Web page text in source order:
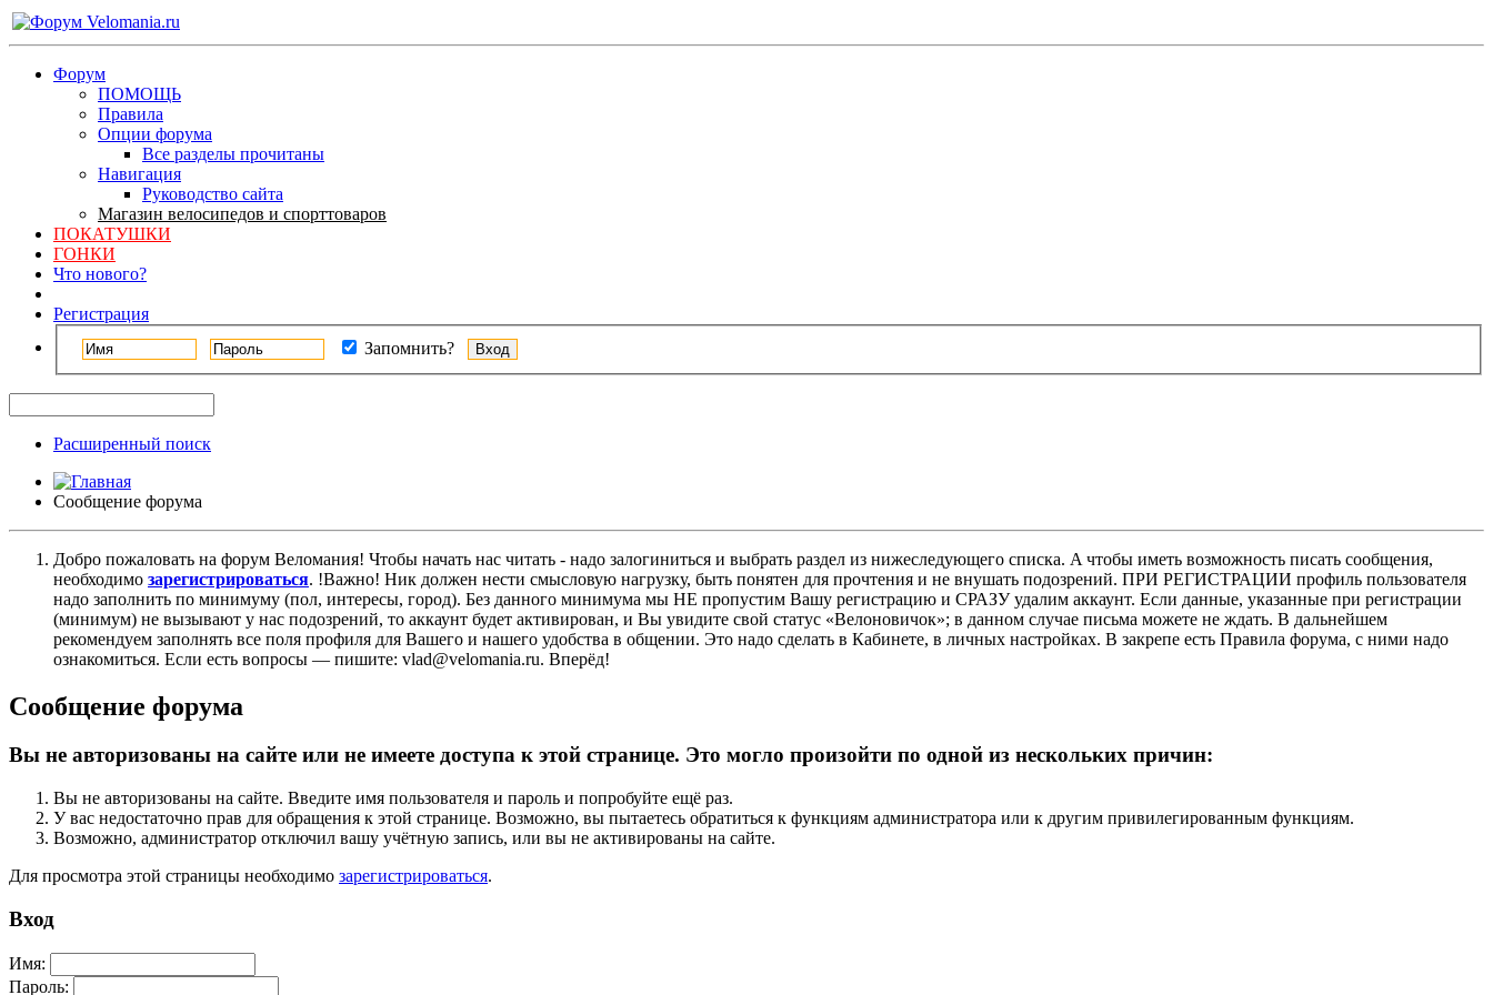
Форум
ПОМОЩЬ
Правила
Опции форума
Все разделы прочитаны
Навигация
Руководство сайта
Магазин велосипедов и спорттоваров
ПОКАТУШКИ
ГОНКИ
Что нового?
Регистрация
Запомнить?
Расширенный поиск
Сообщение форума
Добро пожаловать на форум Веломания! Чтобы начать нас читать - надо залогиниться и выбрать раздел из нижеследующего списка. A чтобы иметь возможность писать сообщения,
необходимо зарегистрироваться. !Важно! Ник должен нести смысловую нагрузку, быть понятен для прочтения и не внушать подозрений. ПРИ РЕГИСТРАЦИИ профиль пользователя
надо заполнить по минимуму (пол, интересы, город). Без данного минимума мы НЕ пропустим Вашу регистрацию и СРАЗУ удалим аккаунт. Если данные, указанные при регистрации
(минимум) не вызывают у нас подозрений, то аккаунт будет активирован, и Вы увидите свой статус «Велоновичок»; в данном случае письма можете не ждать. В дальнейшем
рекомендуем заполнять все поля профиля для Вашего и нашего удобства в общении. Это надо сделать в Кабинете, в личных настройках. В закрепе есть Правила форума, с ними надо
ознакомиться. Если есть вопросы — пишите: vlad@velomania.ru. Вперёд!
Сообщение форума
Вы не авторизованы на сайте или не имеете доступа к этой странице. Это могло произойти по одной из нескольких причин:
Вы не авторизованы на сайте. Введите имя пользователя и пароль и попробуйте ещё раз.
У вас недостаточно прав для обращения к этой странице. Возможно, вы пытаетесь обратиться к функциям администратора или к другим привилегированным функциям.
Возможно, администратор отключил вашу учётную запись, или вы не активированы на сайте.
Для просмотра этой страницы необходимо зарегистрироваться.
Вход
Имя:
Пароль: